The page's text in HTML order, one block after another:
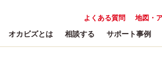
地図・
よくある質問
オカビズとは 相談する サポート事例